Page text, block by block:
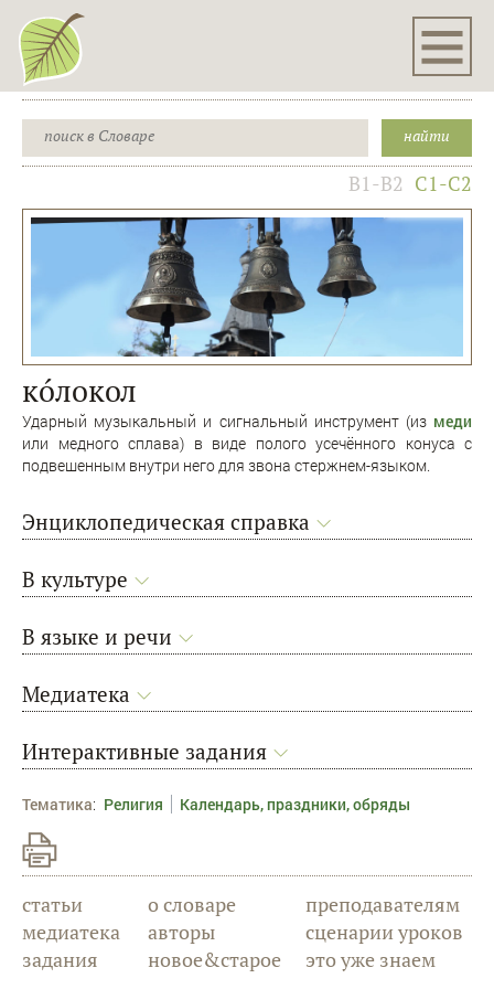
B1-B2 C1-C2
кóлокол
Ударный музыкальный и сигнальный инструмент (из меди
или медного сплава) в виде полого усечённого конуса с
подвешенным внутри него для звона стержнем-языком.
Энциклопедическая справка
В культуре
В языке и речи
Медиатека
Интерактивные задания
Тематика: Религия Календарь, праздники, обряды
статьи
медиатека
задания
о словаре
авторы
новое&старое
преподавателям
сценарии уроков
это уже знаем